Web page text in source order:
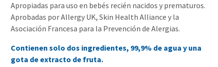
Apropiadas para uso en bebés recién nacidos y prematuros.
Aprobadas por Allergy UK, Skin Health Alliance y la
Asociación Francesa para la Prevención de Alergias.
Contienen solo dos ingredientes, 99,9% de agua y una
gota de extracto de fruta.